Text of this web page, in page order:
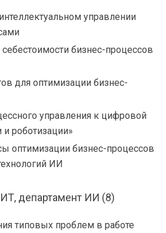
управлении
бизнес-процессов
для оптимизации бизнес-
управления к цифровой
роботизации»
оптимизации бизнес-процессов
ИИ
департамент ИИ (8)
типовых проблем в работе